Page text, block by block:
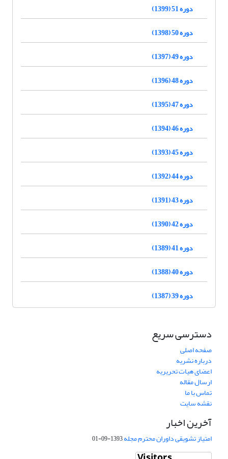
دوره 51 (1399)
دوره 50 (1398)
دوره 49 (1397)
دوره 48 (1396)
دوره 47 (1395)
دوره 46 (1394)
دوره 45 (1393)
دوره 44 (1392)
دوره 43 (1391)
دوره 42 (1390)
دوره 41 (1389)
دوره 40 (1388)
دوره 39 (1387)
دسترسی سریع
صفحه اصلی
درباره نشریه
اعضای هیات تحریریه
ارسال مقاله
تماس با ما
نقشه سایت
آخرین اخبار
امتیاز تشویقی داوران محترم مجله1393-09-01